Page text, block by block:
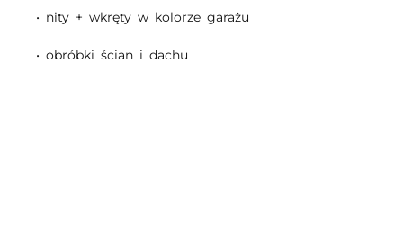
• nity + wkręty w kolorze garażu
• obróbki ścian i dachu